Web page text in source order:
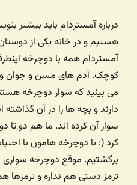
درباره آمستردام باید بیشتر
هستیم و در خانه یکی از
آمستردام همه با دوچرخه
کوچک. آدم های مسن و جوان و
می بینید که سوار دوچرخه
دارند و بچه ها را در آن
سوار آن کرده اند. ما هم دو
کرد (: با دوچرخه هامون با
برگشتیم. موقع دوچرخه سواری
ترمز دستی هم نداره و